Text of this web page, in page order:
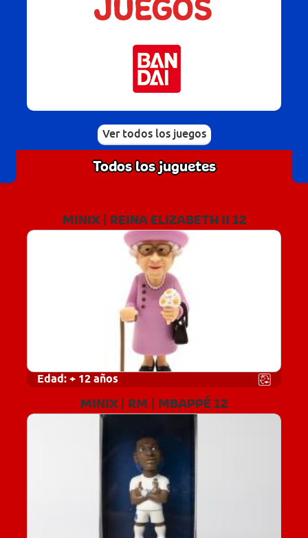
Ver todos los juegos
Todos los juguetes
MINIX | REINA ELIZABETH II 12
Edad:+ 12 años
MINIX | RM | MBAPPÉ 12